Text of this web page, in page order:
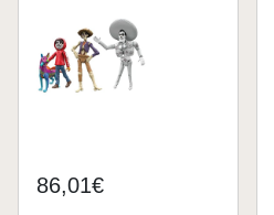
86,01€